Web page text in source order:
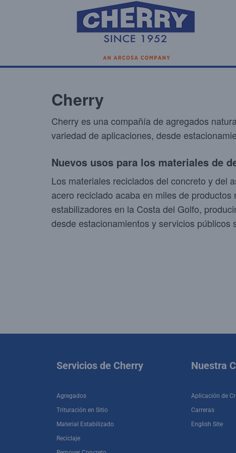
Cherry
Cherry es una compañía de agregados
variedad de aplicaciones, desde
Nuevos usos para los materiales de
Los materiales reciclados del concreto y del
acero reciclado acaba en miles de
estabilizadores en la Costa del Golfo,
desde estacionamientos y servicios
Servicios de Cherry
Agregados
Trituración en Sitio
Material Estabilizado
Reciclaje
Nuestra
Aplicación de
Carreras
English Site